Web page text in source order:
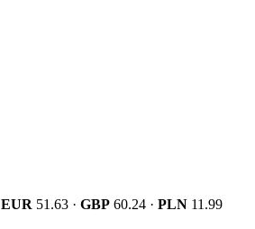
EUR 51.63 · GBP 60.24 · PLN 11.99